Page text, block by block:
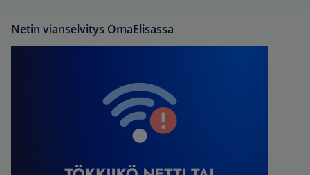
Netin vianselvitys OmaElisassa